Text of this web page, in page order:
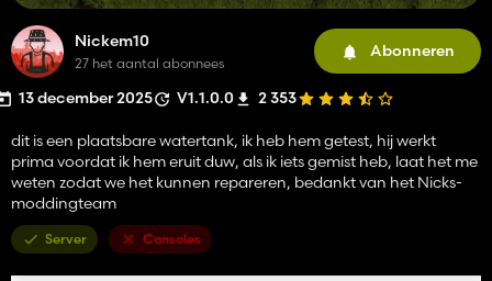
Nickem10
27 het aantal abonnees
Abonneren
13 december 2025 V1.1.0.0 2 353
dit is een plaatsbare watertank, ik heb hem getest, hij werkt
prima voordat ik hem eruit duw, als ik iets gemist heb, laat het me
weten zodat we het kunnen repareren, bedankt van het Nicks-
moddingteam
Server Consoles